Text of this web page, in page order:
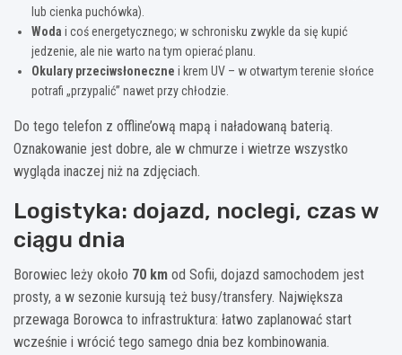
lub cienka puchówka).
Woda i coś energetycznego; w schronisku zwykle da się kupić
jedzenie, ale nie warto na tym opierać planu.
Okulary przeciwsłoneczne i krem UV – w otwartym terenie słońce
potrafi „przypalić” nawet przy chłodzie.
Do tego telefon z offline’ową mapą i naładowaną baterią.
Oznakowanie jest dobre, ale w chmurze i wietrze wszystko
wygląda inaczej niż na zdjęciach.
Logistyka: dojazd, noclegi, czas w
ciągu dnia
Borowiec leży około 70 km od Sofii, dojazd samochodem jest
prosty, a w sezonie kursują też busy/transfery. Największa
przewaga Borowca to infrastruktura: łatwo zaplanować start
wcześnie i wrócić tego samego dnia bez kombinowania.